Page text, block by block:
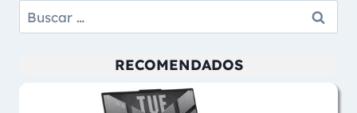
Buscar:
RECOMENDADOS